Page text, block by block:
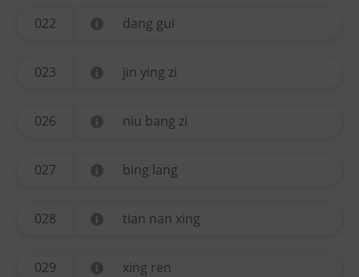
022 dang gui
023 jin ying zi
026 niu bang zi
027 bing lang
028 tian nan xing
029 xing ren